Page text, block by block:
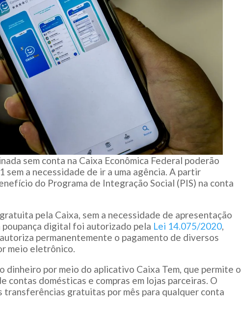
sem conta na Caixa Econômica Federal poderão
a necessidade de ir a uma agência. A partir
do Programa de Integração Social (PIS) na conta
pela Caixa, sem a necessidade de apresentação
digital foi autorizado pela Lei 14.075/2020,
permanentemente o pagamento de diversos
meio eletrônico.
dinheiro por meio do aplicativo Caixa Tem, que permite o
contas domésticas e compras em lojas parceiras. O
gratuitas por mês para qualquer conta